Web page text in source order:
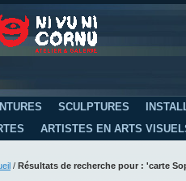
SCULPTURES
ARTISTES EN ARTS
/ Résultats de recherche pour : 'carte